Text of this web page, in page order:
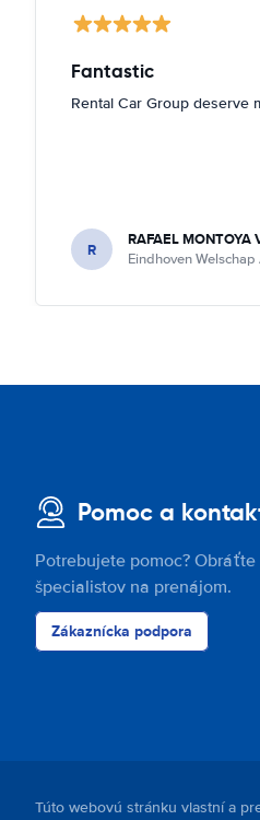
Fantastic
Rental Car Group deserve
R RAFAEL MONTOYA
Eindhoven
Pomoc a
Potrebujete pomoc? Obráťte
špecialistov na prenájom.
Zákaznícka podpora
Túto webovú stránku vlastní a